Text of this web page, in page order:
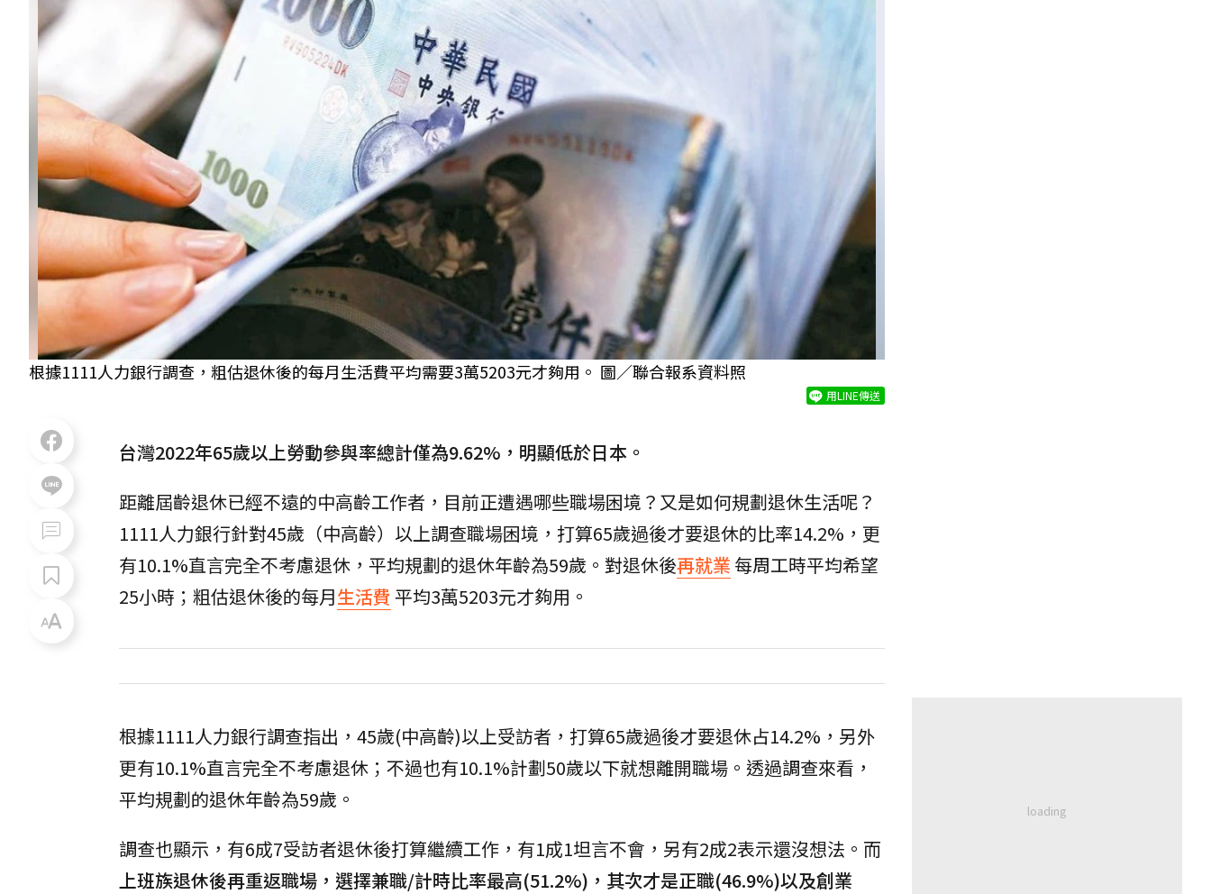
根據1111人力銀行調查，粗估退休後的每月生活費平均需要3萬5203元才夠用。 圖／聯合報系資料照
用LINE傳送
台灣2022年65歲以上勞動參與率總計僅為9.62%，明顯低於日本。
距離屆齡退休已經不遠的中高齡工作者，目前正遭遇哪些職場困境？又是如何規劃退休生活呢？
1111人力銀行針對45歲（中高齡）以上調查職場困境，打算65歲過後才要退休的比率14.2%，更
有10.1%直言完全不考慮退休，平均規劃的退休年齡為59歲。對退休後再就業 每周工時平均希望
25小時；粗估退休後的每月生活費平均3萬5203元才夠用。
根據1111人力銀行調查指出，45歲(中高齡)以上受訪者，打算65歲過後才要退休占14.2%，另外
更有10.1%直言完全不考慮退休；不過也有10.1%計劃50歲以下就想離開職場。透過調查來看，
平均規劃的退休年齡為59歲。
調查也顯示，有6成7受訪者退休後打算繼續工作，有1成1坦言不會，另有2成2表示還沒想法。而
上班族退休後再重返職場，選擇兼職/計時比率最高(51.2%)，其次才是正職(46.9%)以及創業